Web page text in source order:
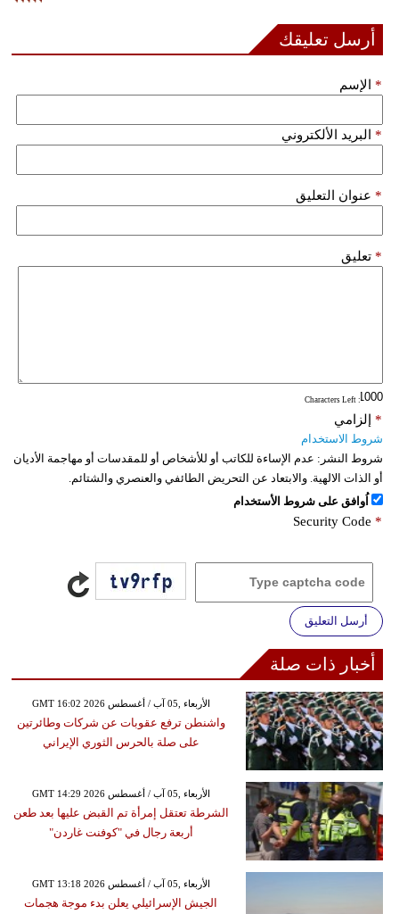
أرسل تعليقك
الإسم *
البريد الألكتروني *
عنوان التعليق *
تعليق *
: Characters Left
إلزامي *
شروط الاستخدام
شروط النشر: عدم الإساءة للكاتب أو للأشخاص أو للمقدسات أو مهاجمة الأديان
أو الذات الالهية. والابتعاد عن التحريض الطائفي والعنصري والشتائم.
اُوافق على شروط الأستخدام
Security Code *
أرسل التعليق
أخبار ذات صلة
GMT 16:02 2026 الأربعاء ,05 آب / أغسطس
واشنطن ترفع عقوبات عن شركات وطائرتين
على صلة بالحرس الثوري الإيراني
GMT 14:29 2026 الأربعاء ,05 آب / أغسطس
الشرطة تعتقل إمرأة تم القبض عليها بعد طعن
أربعة رجال في "كوفنت غاردن"
GMT 13:18 2026 الأربعاء ,05 آب / أغسطس
الجيش الإسرائيلي يعلن بدء موجة هجمات